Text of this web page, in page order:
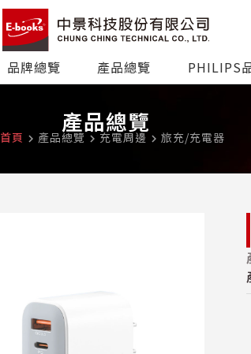
品牌總覽 產品總覽 PHILIPS
產品總覽
首頁 navigate_next產品總覽 navigate_next 充電周邊 navigate_next旅充/充電器